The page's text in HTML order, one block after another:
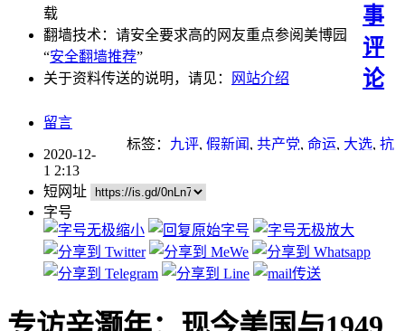
载
翻墙技术：请安全要求高的网友重点参阅美博园
“安全翻墙推荐”
关于资料传送的说明，请见：
网站介绍
事
评
论
留言
标签： 九评, 假新闻 , 共产党, 命运, 大选, 抗
2020-12-
1 2:13
短网址
字号